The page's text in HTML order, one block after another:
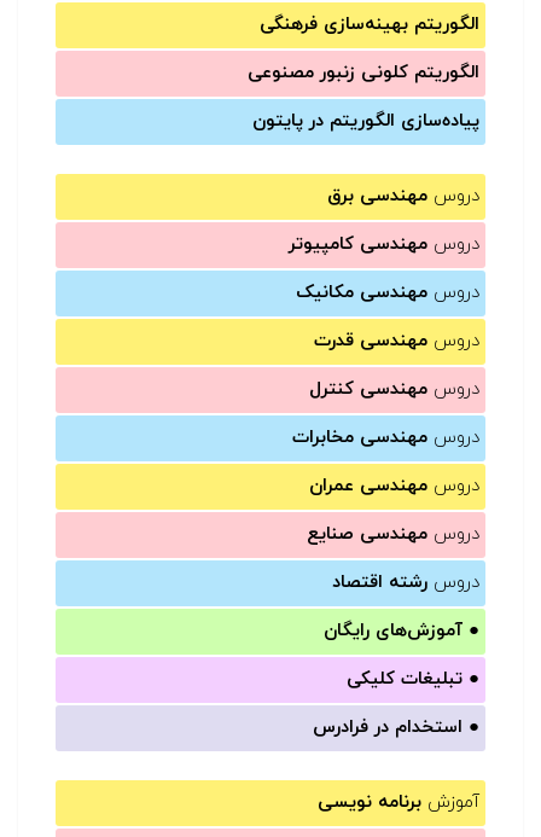
الگوریتم بهینه‌سازی فرهنگی
الگوریتم کلونی زنبور مصنوعی
پیاده‌سازی الگوریتم در پایتون
دروس مهندسی برق
دروس مهندسی کامپیوتر
دروس مهندسی مکانیک
دروس مهندسی قدرت
دروس مهندسی کنترل
دروس مهندسی مخابرات
دروس مهندسی عمران
دروس مهندسی صنایع
دروس رشته اقتصاد
● آموزش‌های رایگان
● تبلیغات کلیکی
● استخدام در فرادرس
آموزش برنامه نویسی